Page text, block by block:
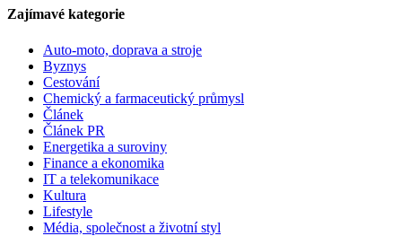
Zajímavé kategorie
Auto-moto, doprava a stroje
Byznys
Cestování
Chemický a farmaceutický průmysl
Článek
Článek PR
Energetika a suroviny
Finance a ekonomika
IT a telekomunikace
Kultura
Lifestyle
Média, společnost a životní styl